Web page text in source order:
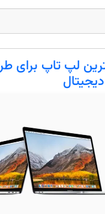
لپ تاپ برای